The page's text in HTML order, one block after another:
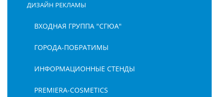
ДИЗАЙН РЕКЛАМЫ
ВХОДНАЯ ГРУППА "СГЮА"
ГОРОДА-ПОБРАТИМЫ
ИНФОРМАЦИОННЫЕ СТЕНДЫ
PREMIERA-COSMETICS